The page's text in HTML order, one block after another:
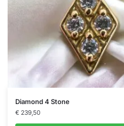
Diamond 4 Stone
€ 239,50